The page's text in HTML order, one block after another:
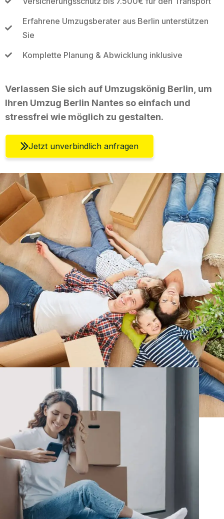
Erfahrene Umzugsberater aus Berlin unterstützen
Sie
Komplette Planung & Abwicklung inklusive
Verlassen Sie sich auf Umzugskönig Berlin, um
Ihren Umzug Berlin Nantes so einfach und
stressfrei wie möglich zu gestalten.
Jetzt unverbindlich anfragen